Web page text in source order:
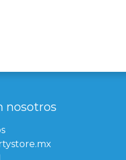
nosotros